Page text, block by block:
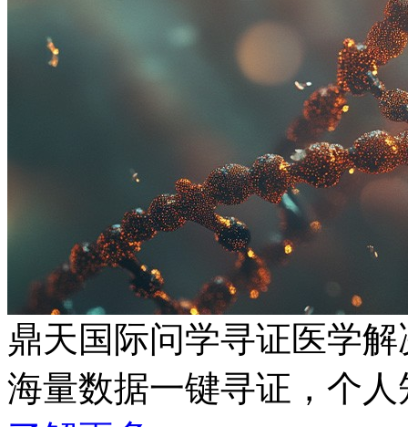
鼎天国际问学寻证医学解
海量数据一键寻证，个